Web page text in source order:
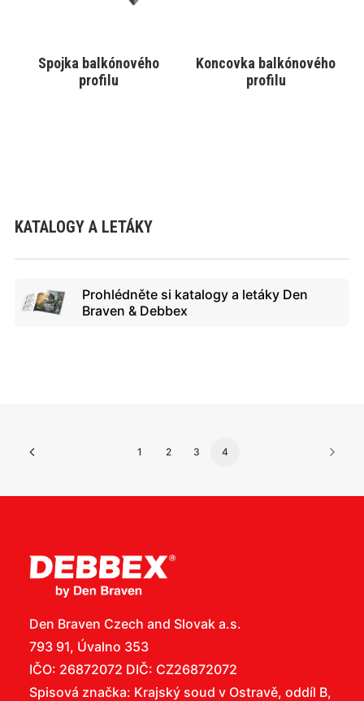
KATALOGY A LETÁKY
Prohlédněte si katalogy a letáky Den
Braven & Debbex
VYBRAT VARIANTU
Spojka balkónového
profilu
VYBRAT VARIANTU
Koncovka balkónového
profilu
1 2 3 4
Den Braven Czech and Slovak a.s.
793 91, Úvalno 353
IČO: 26872072 DIČ: CZ26872072
Spisová značka: Krajský soud v Ostravě, oddíl B,